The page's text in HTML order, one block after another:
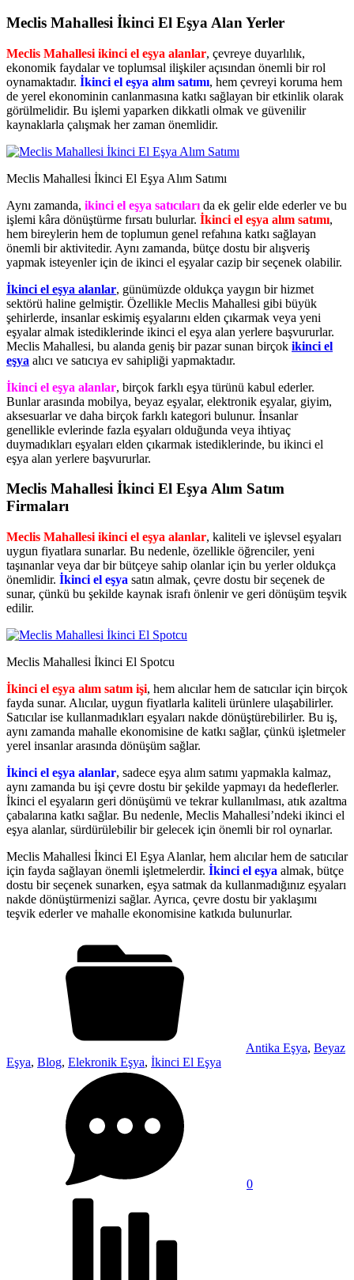
Meclis Mahallesi İkinci El Eşya Alan Yerler
Meclis Mahallesi ikinci el eşya alanlar, çevreye duyarlılık,
ekonomik faydalar ve toplumsal ilişkiler açısından önemli bir rol
oynamaktadır. İkinci el eşya alım satımı, hem çevreyi koruma hem
de yerel ekonominin canlanmasına katkı sağlayan bir etkinlik olarak
görülmelidir. Bu işlemi yaparken dikkatli olmak ve güvenilir
kaynaklarla çalışmak her zaman önemlidir.
Meclis Mahallesi İkinci El Eşya Alım Satımı
Aynı zamanda, ikinci el eşya satıcıları da ek gelir elde ederler ve bu
işlemi kâra dönüştürme fırsatı bulurlar. İkinci el eşya alım satımı,
hem bireylerin hem de toplumun genel refahına katkı sağlayan
önemli bir aktivitedir. Aynı zamanda, bütçe dostu bir alışveriş
yapmak isteyenler için de ikinci el eşyalar cazip bir seçenek olabilir.
İkinci el eşya alanlar, günümüzde oldukça yaygın bir hizmet
sektörü haline gelmiştir. Özellikle Meclis Mahallesi gibi büyük
şehirlerde, insanlar eskimiş eşyalarını elden çıkarmak veya yeni
eşyalar almak istediklerinde ikinci el eşya alan yerlere başvururlar.
Meclis Mahallesi, bu alanda geniş bir pazar sunan birçok ikinci el
eşya alıcı ve satıcıya ev sahipliği yapmaktadır.
İkinci el eşya alanlar, birçok farklı eşya türünü kabul ederler.
Bunlar arasında mobilya, beyaz eşyalar, elektronik eşyalar, giyim,
aksesuarlar ve daha birçok farklı kategori bulunur. İnsanlar
genellikle evlerinde fazla eşyaları olduğunda veya ihtiyaç
duymadıkları eşyaları elden çıkarmak istediklerinde, bu ikinci el
eşya alan yerlere başvururlar.
Meclis Mahallesi İkinci El Eşya Alım Satım
Firmaları
Meclis Mahallesi ikinci el eşya alanlar, kaliteli ve işlevsel eşyaları
uygun fiyatlara sunarlar. Bu nedenle, özellikle öğrenciler, yeni
taşınanlar veya dar bir bütçeye sahip olanlar için bu yerler oldukça
önemlidir. İkinci el eşya satın almak, çevre dostu bir seçenek de
sunar, çünkü bu şekilde kaynak israfı önlenir ve geri dönüşüm teşvik
edilir.
Meclis Mahallesi İkinci El Spotcu
İkinci el eşya alım satım işi, hem alıcılar hem de satıcılar için birçok
fayda sunar. Alıcılar, uygun fiyatlarla kaliteli ürünlere ulaşabilirler.
Satıcılar ise kullanmadıkları eşyaları nakde dönüştürebilirler. Bu iş,
aynı zamanda mahalle ekonomisine de katkı sağlar, çünkü işletmeler
yerel insanlar arasında dönüşüm sağlar.
İkinci el eşya alanlar, sadece eşya alım satımı yapmakla kalmaz,
aynı zamanda bu işi çevre dostu bir şekilde yapmayı da hedeflerler.
İkinci el eşyaların geri dönüşümü ve tekrar kullanılması, atık azaltma
çabalarına katkı sağlar. Bu nedenle, Meclis Mahallesi’ndeki ikinci el
eşya alanlar, sürdürülebilir bir gelecek için önemli bir rol oynarlar.
Meclis Mahallesi İkinci El Eşya Alanlar, hem alıcılar hem de satıcılar
için fayda sağlayan önemli işletmelerdir. İkinci el eşya almak, bütçe
dostu bir seçenek sunarken, eşya satmak da kullanmadığınız eşyaları
nakde dönüştürmenizi sağlar. Ayrıca, çevre dostu bir yaklaşımı
teşvik ederler ve mahalle ekonomisine katkıda bulunurlar.
Antika Eşya, Beyaz
Eşya, Blog, Elekronik Eşya, İkinci El Eşya
0